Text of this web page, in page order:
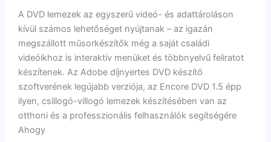
A DVD lemezek az egyszerű videó- és adattároláson
kívül számos lehetőséget nyújtanak – az igazán
megszállott műsorkészítők még a saját családi
videóikhoz is interaktív menüket és többnyelvű feliratot
készítenek. Az Adobe díjnyertes DVD készítő
szoftverének legújabb verziója, az Encore DVD 1.5 épp
ilyen, csillogó-villogó lemezek készítésében van az
otthoni és a professzionális felhasználók segítségére
Ahogy